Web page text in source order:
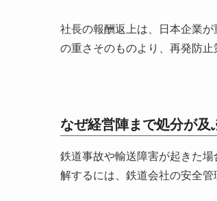
社長の報酬返上は、日本企業
の重さそのものより、再発防止
なぜ経営陣まで処分が及
鉄道事故や輸送障害が起きた
解するには、鉄道会社の安全管